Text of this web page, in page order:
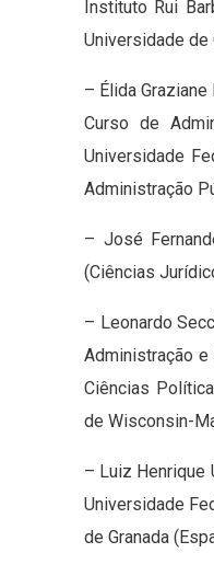
Instituto Rui
Universidade de
– Élida
Curso de
Universidade
Administração
– José
(Ciências
– Leonardo
Administração
Ciências
de Wisconsin-
– Luiz Henrique
Universidade
de Granada